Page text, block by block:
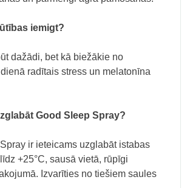
iemigt?
dažādi, bet kā biežākie no
radītais stress un melatonīna
Good Sleep Spray?
ir ieteicams uzglabāt istabas
+25°C, sausā vietā, rūpīgi
Izvarīties no tiešiem saules